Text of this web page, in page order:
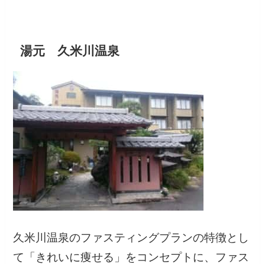
湯元 久米川温泉
久米川温泉のファスティングプランの特徴とし
て「きれいに痩せる」をコンセプトに、ファス